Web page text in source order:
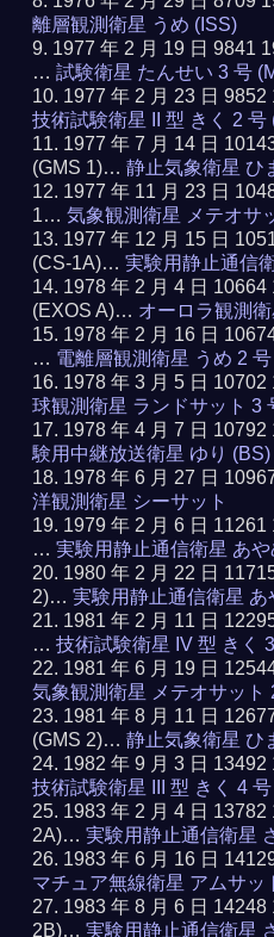
離層観測衛星 うめ (ISS)
1977 年 2 月 19 日 9841
…試験衛星 たんせい 3 号
1977 年 2 月 23 日
技術試験衛星 II 型 きく 2 号
1977 年 7 月 14 日
(GMS 1)…静止気象衛星 ひ
1977 年 11 月 23 日
1…気象観測衛星 メテオサ
1977 年 12 月 15 日
(CS-1A)…実験用静止通信
1978 年 2 月 4 日
(EXOS A)… オーロラ観測
1978 年 2 月 16 日
… 電離層観測衛星 うめ 2
1978 年 3 月 5 日
球観測衛星 ランドサット 3
1978 年 4 月 7 日
験用中継放送衛星 ゆり (BS)
1978 年 6 月 27 日
洋観測衛星 シーサット
1979 年 2 月 6 日
…実験用静止通信衛星 あ
1980 年 2 月 22 日
2)…実験用静止通信衛星
1981 年 2 月 11 日
…技術試験衛星 IV 型 きく
1981 年 6 月 19 日
気象観測衛星 メテオサット
1981 年 8 月 11 日
(GMS 2)…静止気象衛星 ひ
1982 年 9 月 3 日
技術試験衛星 III 型 きく 4
1983 年 2 月 4 日
2A)…実験用静止通信衛星
1983 年 6 月 16 日
マチュア無線衛星 アムサッ
1983 年 8 月 6 日
2B)…実験用静止通信衛星